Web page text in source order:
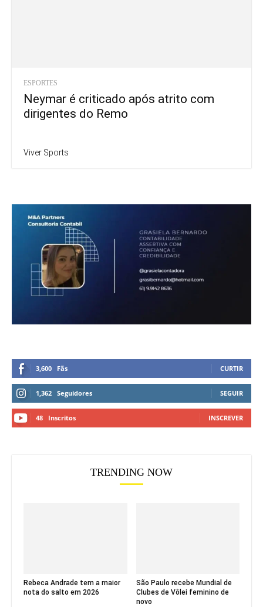
ESPORTES
Neymar é criticado após atrito com
dirigentes do Remo
Viver Sports
3,600 Fãs CURTIR
1,362 Seguidores SEGUIR
48 Inscritos INSCREVER
TRENDING NOW
Rebeca Andrade tem a maior
nota do salto em 2026
São Paulo recebe Mundial de
Clubes de Vôlei feminino de
novo